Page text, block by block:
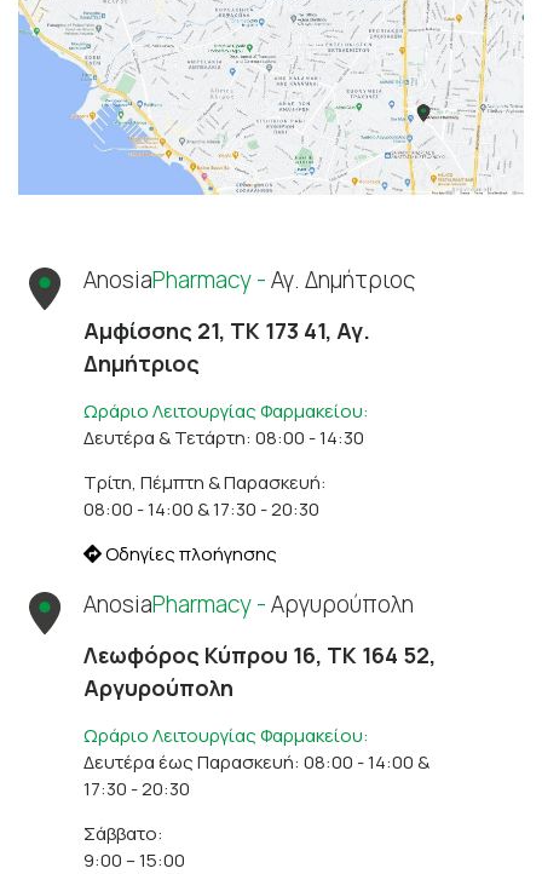
AnosiaPharmacy -Αγ. Δημήτριος
Αμφίσσης 21, ΤΚ 173 41, Αγ.
Δημήτριος
Ωράριο Λειτουργίας Φαρμακείου:
Δευτέρα & Τετάρτη: 08:00 - 14:30
Τρίτη, Πέμπτη & Παρασκευή:
08:00 - 14:00 & 17:30 - 20:30
Οδηγίες πλοήγησης
AnosiaPharmacy -Αργυρούπολη
Λεωφόρος Κύπρου 16, ΤΚ 164 52,
Αργυρούπολη
Ωράριο Λειτουργίας Φαρμακείου:
Δευτέρα έως Παρασκευή: 08:00 - 14:00 &
17:30 - 20:30
Σάββατο:
9:00 – 15:00